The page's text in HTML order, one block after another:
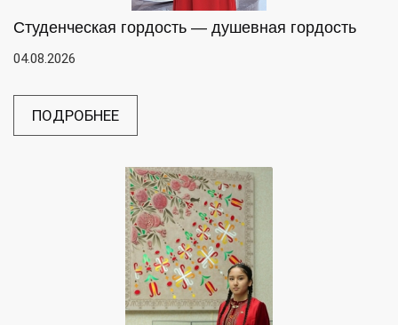
Студенческая гордость — душевная гордость
04.08.2026
ПОДРОБНЕЕ